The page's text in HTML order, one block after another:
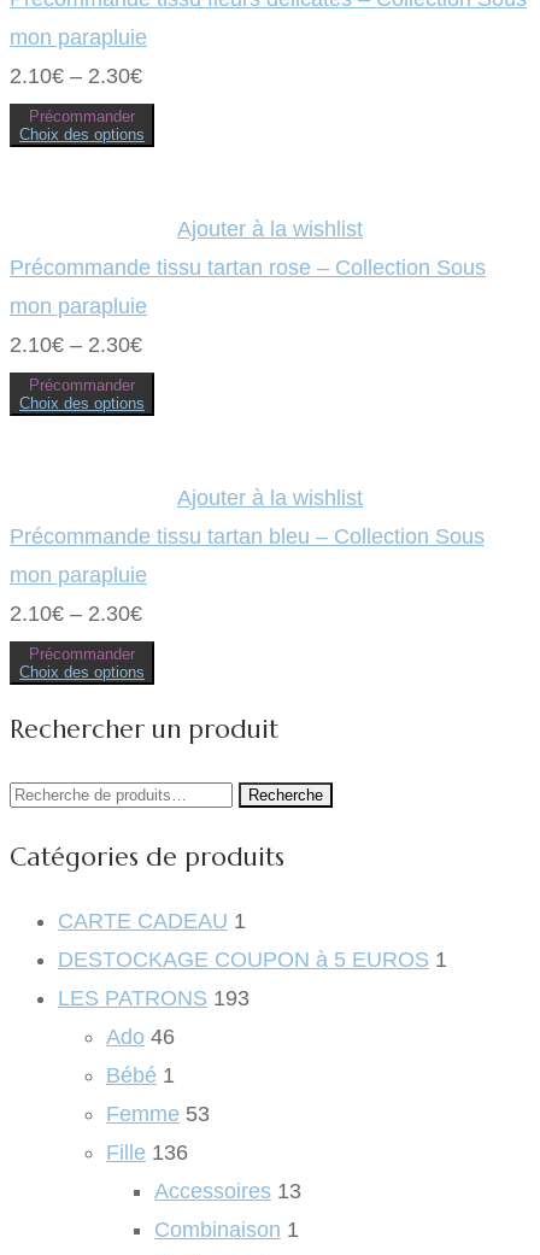
peuvent
choisies
la
du
produit
mon parapluie
2.10€ – 2.30€
Précommander
Choix des options
Ce
options
peuvent
choisies
la
du
produit
Ajouter à la wishlist
Précommande tissu tartan rose – Collection Sous
mon parapluie
2.10€ – 2.30€
Précommander
Choix des options
Ce
options
peuvent
choisies
la
du
produit
Ajouter à la wishlist
Précommande tissu tartan bleu – Collection Sous
mon parapluie
2.10€ – 2.30€
Précommander
Choix des options
Ce
a
plusieurs
Les
options
choisies
sur
du
Rechercher un produit
Recherche
Recherche
Catégories de produits
CARTE CADEAU 1
DESTOCKAGE COUPON à 5 EUROS 1
LES PATRONS 193
Ado 46
Bébé 1
Femme 53
Fille 136
Accessoires 13
Combinaison 1